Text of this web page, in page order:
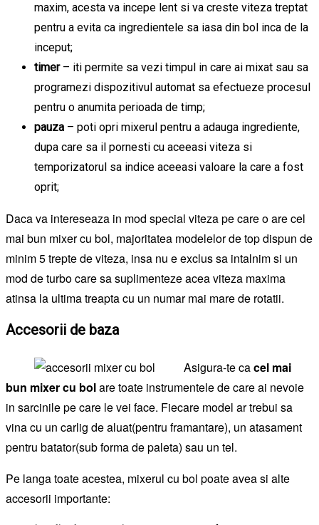
maxim, acesta va incepe lent si va creste viteza treptat
pentru a evita ca ingredientele sa iasa din bol inca de la
inceput;
timer – iti permite sa vezi timpul in care ai mixat sau sa
programezi dispozitivul automat sa efectueze procesul
pentru o anumita perioada de timp;
pauza – poti opri mixerul pentru a adauga ingrediente,
dupa care sa il pornesti cu aceeasi viteza si
temporizatorul sa indice aceeasi valoare la care a fost
oprit;
Daca va intereseaza in mod special viteza pe care o are cel
mai bun mixer cu bol, majoritatea modelelor de top dispun de
minim 5 trepte de viteza, insa nu e exclus sa intalnim si un
mod de turbo care sa suplimenteze acea viteza maxima
atinsa la ultima treapta cu un numar mai mare de rotatii.
Accesorii de baza
Asigura-te cacel mai
bun mixer cu bolare toate instrumentele de care ai nevoie
in sarcinile pe care le vei face. Fiecare model ar trebui sa
vina cu un carlig de aluat(pentru framantare), un atasament
pentru batator(sub forma de paleta) sau un tel.
Pe langa toate acestea, mixerul cu bol poate avea si alte
accesorii importante: